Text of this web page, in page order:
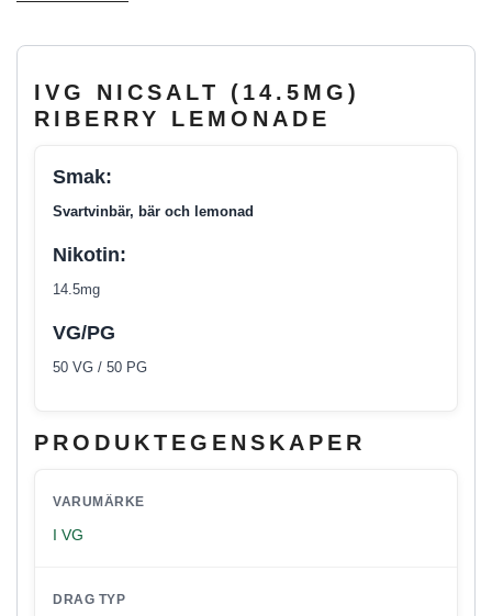
IVG NICSALT (14.5MG)
RIBERRY LEMONADE
Smak:
Svartvinbär, bär och lemonad
Nikotin:
14.5mg
VG/PG
50 VG / 50 PG
PRODUKTEGENSKAPER
VARUMÄRKE
I VG
DRAG TYP